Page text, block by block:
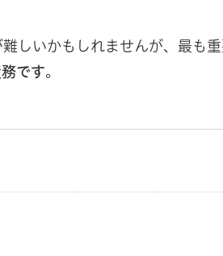
しいかもしれませんが、最も重
です。